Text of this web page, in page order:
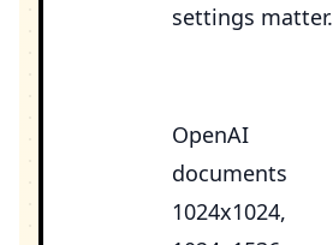
settings matter.
OpenAI
documents
1024x1024,